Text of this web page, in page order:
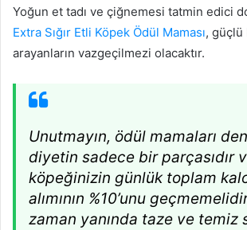
Yoğun et tadı ve çiğnemesi tatmin edici
Extra Sığır Etli Köpek Ödül Maması,
arayanların vazgeçilmezi olacaktır.
Unutmayın, ödül mamaları
diyetin sadece bir parçasıdır
köpeğinizin günlük toplam
alımının %10’unu
zaman yanında taze ve temiz